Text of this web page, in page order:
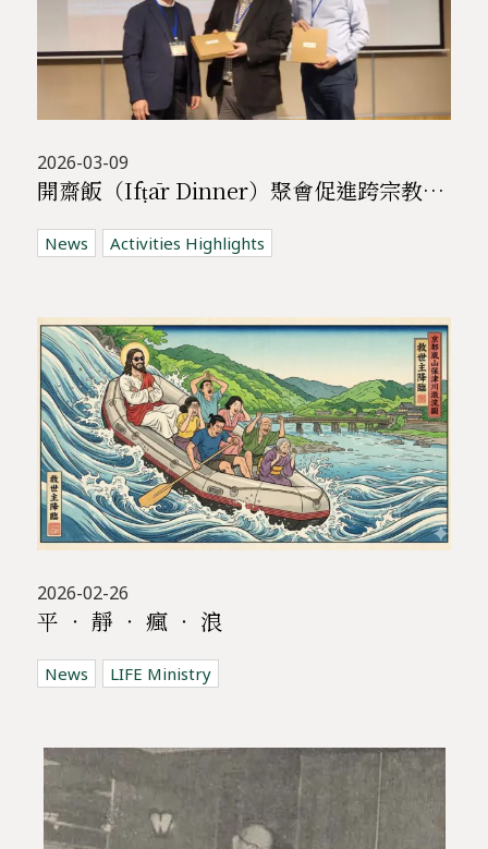
2026-03-09
開齋飯（Ifṭār Dinner）聚會促進跨宗教交流 | 基督教與穆斯林共聚對話
News Activities Highlights
2026-02-26
平 ‧ 靜 ‧ 瘋 ‧ 浪
News LIFE Ministry